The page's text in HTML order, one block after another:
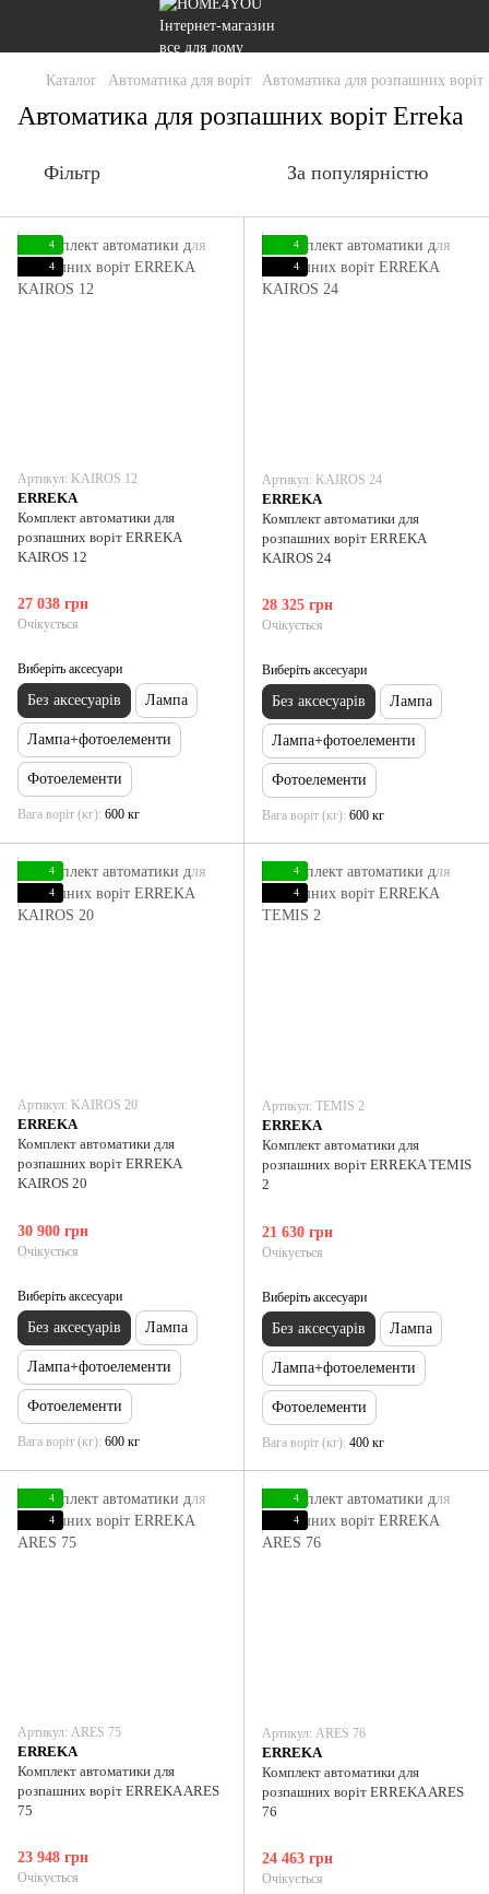
Каталог Автоматика для воріт Автоматика для розпашних воріт
Автоматика для розпашних воріт Erreka
Фільтр За популярністю
4
4
Артикул: KAIROS 12
ERREKA
Комплект автоматики для
розпашних воріт ERREKA
KAIROS 12
27 038 грн
Очікується
Виберіть аксесуари
Без аксесуарів Лампа
Лампа+фотоелементи
Фотоелементи
Вага воріт (кг) 600 кг
4
4
Артикул: KAIROS 24
ERREKA
Комплект автоматики для
розпашних воріт ERREKA
KAIROS 24
28 325 грн
Очікується
Виберіть аксесуари
Без аксесуарів Лампа
Лампа+фотоелементи
Фотоелементи
Вага воріт (кг) 600 кг
4
4
Артикул: KAIROS 20
ERREKA
Комплект автоматики для
розпашних воріт ERREKA
KAIROS 20
30 900 грн
Очікується
Виберіть аксесуари
Без аксесуарів Лампа
Лампа+фотоелементи
Фотоелементи
Вага воріт (кг) 600 кг
4
4
Артикул: TEMIS 2
ERREKA
Комплект автоматики для
розпашних воріт ERREKA TEMIS
2
21 630 грн
Очікується
Виберіть аксесуари
Без аксесуарів Лампа
Лампа+фотоелементи
Фотоелементи
Вага воріт (кг) 400 кг
4
4
Артикул: ARES 75
ERREKA
Комплект автоматики для
розпашних воріт ERREKA ARES
75
23 948 грн
Очікується
4
4
Артикул: ARES 76
ERREKA
Комплект автоматики для
розпашних воріт ERREKA ARES
76
24 463 грн
Очікується